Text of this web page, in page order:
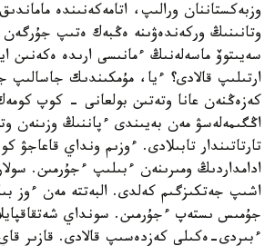
وزبەكستاننان ورالىپ، اتامەكەنىندە
وتانىنىڭ وركەندەۋىنە ەڭبەك ەتىپ جۇرگەن
سەيىتوۆ ماسەلەنىڭ ءمانىسى ارىدە ەكەنىن
ارتىلىپ قالادى؟ ءيا، مۇمكىندىك جاسالىپ
كەزەڭنەن عانا وتەتىن بولعانى - كوپ
اڭگىمەلەسۋ مەن بەيىندى ءپاننىڭ وزىنەن
تارتاتىندار تابىلادى. ءوزىم ونداي قاعاجۋ
ادامداردىڭ ومىرىنەن ءبىلىپ ءجۇرمىن.
اشىپ جەتكىزگىم كەلدى. البەتتە مەن ءوز
جۇمىس ىستەپ ءجۇرمىن. سونداي
ءبىردى-ەكىلى كەزدەسىپ قالادى. قازىر قاي